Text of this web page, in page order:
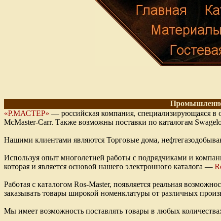
«Р.МАСТЕР» — российская компания, специализирующаяся
McMaster-Сarr. Также возможны поставки по каталогам
Нашими клиентами являются Торговые дома,
Используя опыт многолетней работы с подрядчиками и
которая и является основой нашего электронного каталога —
Работая с каталогом Ros-Master, появляется реальная
заказывать товары широкой номенклатуры от различных
Мы имеет возможность поставлять товары в любых